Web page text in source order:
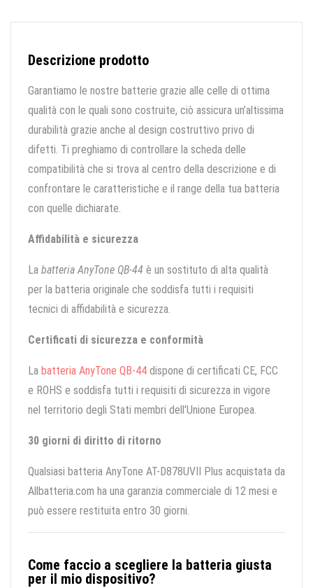
Descrizione prodotto
Garantiamo le nostre batterie grazie alle celle di ottima
qualità con le quali sono costruite, ciò assicura un’altissima
durabilità grazie anche al design costruttivo privo di
difetti. Ti preghiamo di controllare la scheda delle
compatibilità che si trova al centro della descrizione e di
confrontare le caratteristiche e il range della tua batteria
con quelle dichiarate.
Affidabilità e sicurezza
La batteria AnyTone QB-44 è un sostituto di alta qualità
per la batteria originale che soddisfa tutti i requisiti
tecnici di affidabilità e sicurezza.
Certificati di sicurezza e conformità
La batteria AnyTone QB-44 dispone di certificati CE, FCC
e ROHS e soddisfa tutti i requisiti di sicurezza in vigore
nel territorio degli Stati membri dell'Unione Europea.
30 giorni di diritto di ritorno
Qualsiasi batteria AnyTone AT-D878UVII Plus acquistata da
Allbatteria.com ha una garanzia commerciale di 12 mesi e
può essere restituita entro 30 giorni.
Come faccio a scegliere la batteria giusta
per il mio dispositivo?